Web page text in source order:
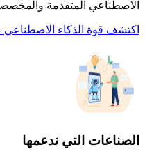
الاصطناعي المتقدمة
اكتشف قوة الذكاء
الصناعات التي ندعمها